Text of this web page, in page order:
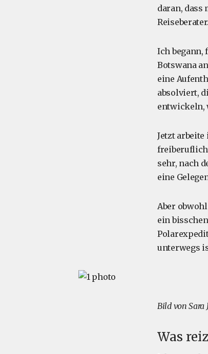
daran, dass
Reiseberater.
Ich begann,
Botswana
eine
absolviert,
entwickeln,
Jetzt
sehr, nach
eine
Aber
ein
unterwegs
Bild von Sara
Was